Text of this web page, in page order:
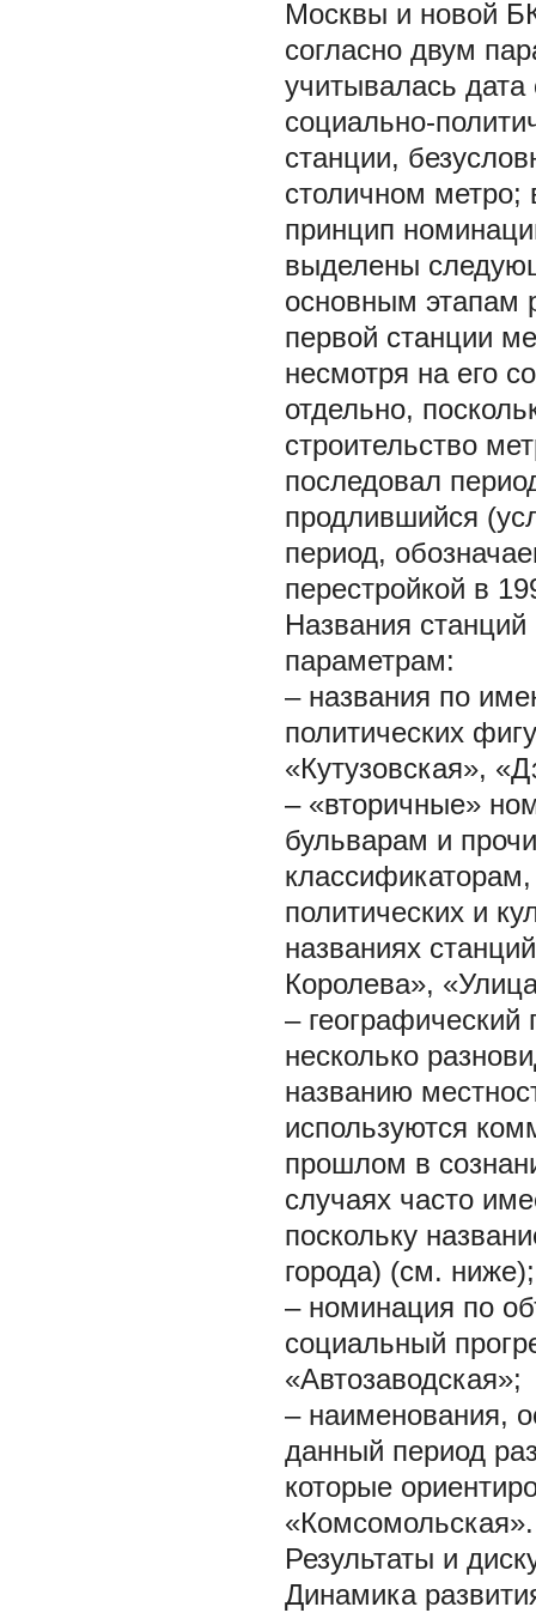
Москвы и новой
согласно двум
учитывалась дата
социально-
станции,
столичном метро;
принцип
выделены
основным этапам
первой станции
несмотря на его
отдельно,
строительство
последовал
продлившийся
период,
перестройкой в
Названия
параметрам:
– названия по
политических
«Кутузовская»,
– «вторичные»
бульварам и
политических и
названиях
Королева»,
–
несколько
названию
используются
прошлом в
случаях часто
поскольку
города) (см. ниже);
– номинация по
социальный
«Автозаводская»;
– наименования,
данный период
которые
«Комсомольская».
Результаты и
Динамика